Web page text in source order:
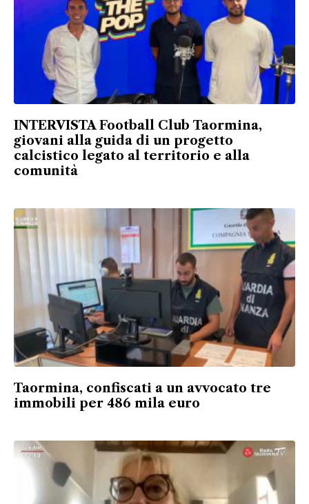
INTERVISTA Football Club Taormina,
giovani alla guida di un progetto
calcistico legato al territorio e alla
comunità
Taormina, confiscati a un avvocato tre
immobili per 486 mila euro